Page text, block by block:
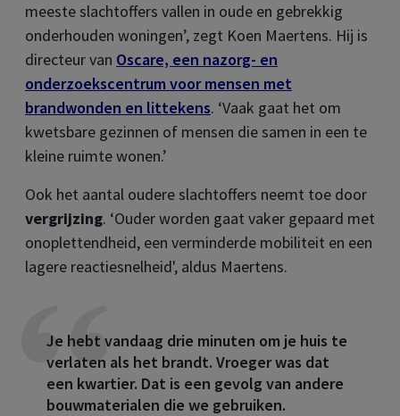
meeste slachtoffers vallen in oude en gebrekkig
onderhouden woningen’, zegt Koen Maertens. Hij is
directeur van Oscare, een nazorg- en
onderzoekscentrum voor mensen met
brandwonden en littekens. ‘Vaak gaat het om
kwetsbare gezinnen of mensen die samen in een te
kleine ruimte wonen.’
Ook het aantal oudere slachtoffers neemt toe door
vergrijzing. ‘Ouder worden gaat vaker gepaard met
onoplettendheid, een verminderde mobiliteit en een
lagere reactiesnelheid', aldus Maertens.
Je hebt vandaag drie minuten om je huis te
verlaten als het brandt. Vroeger was dat
een kwartier. Dat is een gevolg van andere
bouwmaterialen die we gebruiken.